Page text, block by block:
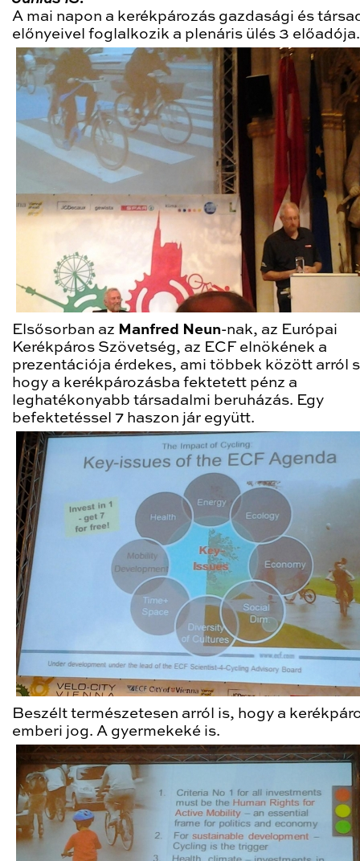
A mai napon a kerékpározás gazdasági és
előnyeivel foglalkozik a plenáris ülés 3 előadója.
Elsősorban az Manfred Neun-nak, az Európai
Kerékpáros Szövetség, az ECF elnökének a
prezentációja érdekes, ami többek között arról
hogy a kerékpározásba fektetett pénz a
leghatékonyabb társadalmi beruházás. Egy
befektetéssel 7 haszon jár együtt.
Beszélt természetesen arról is, hogy a
emberi jog. A gyermekeké is.